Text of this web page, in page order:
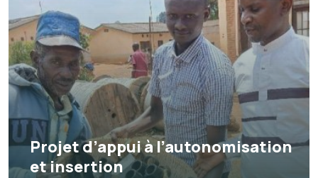
Projet d’appui à l’autonomisation
et insertion